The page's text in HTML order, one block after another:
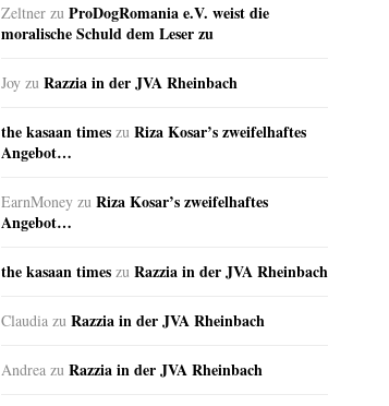
Zeltner zu ProDogRomania e.V. weist die
moralische Schuld dem Leser zu
Joy zu Razzia in der JVA Rheinbach
the kasaan times zu Riza Kosar’s zweifelhaftes
Angebot…
EarnMoney zu Riza Kosar’s zweifelhaftes
Angebot…
the kasaan times zu Razzia in der JVA Rheinbach
Claudia zu Razzia in der JVA Rheinbach
Andrea zu Razzia in der JVA Rheinbach